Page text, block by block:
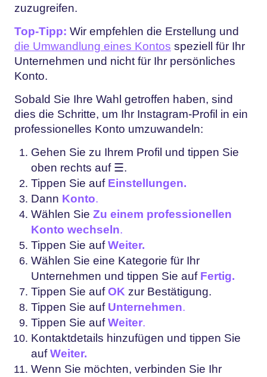
zuzugreifen.
Top-Tipp: Wir empfehlen die Erstellung und
die Umwandlung eines Kontos speziell für Ihr
Unternehmen und nicht für Ihr persönliches
Konto.
Sobald Sie Ihre Wahl getroffen haben, sind
dies die Schritte, um Ihr Instagram-Profil in ein
professionelles Konto umzuwandeln:
Gehen Sie zu Ihrem Profil und tippen Sie
oben rechts auf ☰.
Tippen Sie auf Einstellungen.
Dann Konto.
Wählen Sie Zu einem professionellen
Konto wechseln.
Tippen Sie aufWeiter.
Wählen Sie eine Kategorie für Ihr
Unternehmen und tippen Sie auf Fertig.
Tippen Sie aufOK zur Bestätigung.
Tippen Sie auf Unternehmen.
Tippen Sie aufWeiter.
Kontaktdetails hinzufügen und tippen Sie
aufWeiter.
Wenn Sie möchten, verbinden Sie Ihr